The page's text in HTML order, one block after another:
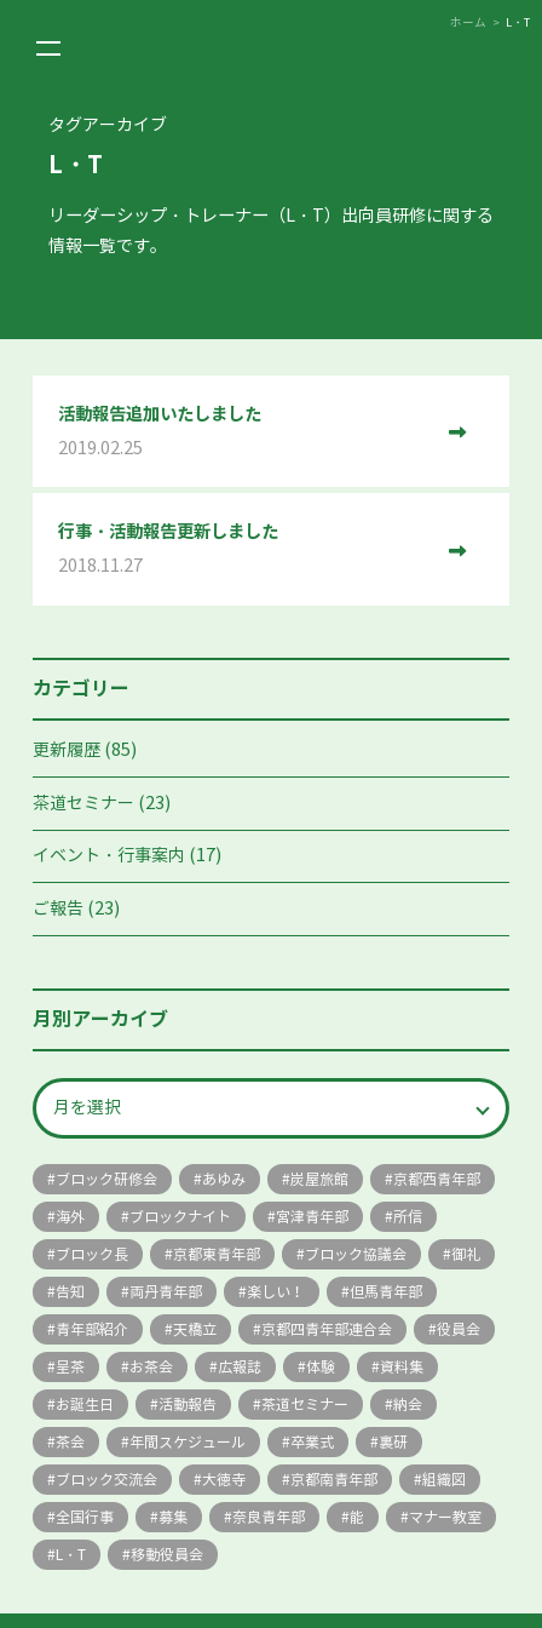
ホーム > L・T
タグアーカイブ
L・T
リーダーシップ・トレーナー（L・T）出向員研修に関する
情報一覧です。
カテゴリー
更新履歴(85)
茶道セミナー (23)
イベント・行事案内 (17)
ご報告(23)
月別アーカイブ
ブロック研修会 あゆみ 炭屋旅館 京都西青年部
海外 ブロックナイト 宮津青年部 所信
ブロック長 京都東青年部 ブロック協議会 御礼
告知 両丹青年部 楽しい！ 但馬青年部
青年部紹介 天橋立 京都四青年部連合会 役員会
呈茶 お茶会 広報誌 体験 資料集
お誕生日 活動報告 茶道セミナー 納会
茶会 年間スケジュール 卒業式 裏研
ブロック交流会 大徳寺 京都南青年部 組織図
全国行事 募集 奈良青年部 能 マナー教室
L・T 移動役員会
活動報告追加いたしました
2019.02.25
行事・活動報告更新しました
2018.11.27